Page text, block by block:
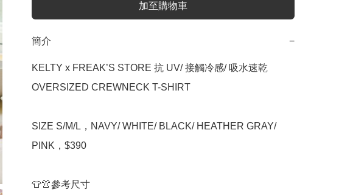
加至購物車
簡介 −
KELTY x FREAK’S STORE 抗 UV/ 接觸冷感/ 吸水速乾
OVERSIZED CREWNECK T-SHIRT
SIZE S/M/L，NAVY/ WHITE/ BLACK/ HEATHER GRAY/
PINK，$390
👕👚參考尺寸